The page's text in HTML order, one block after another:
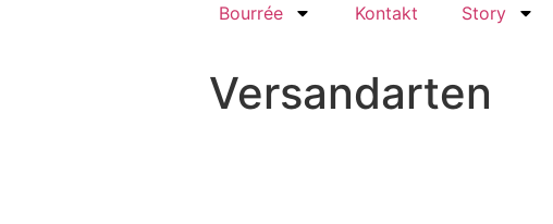
Bourrée Kontakt Story
Versandarten